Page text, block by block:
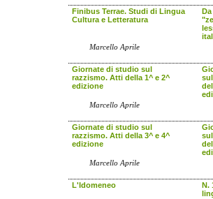
Finibus Terrae. Studi di Lingua
Cultura e Letteratura
Marcello Aprile
Giornate di studio sul
razzismo. Atti della 1^ e 2^
edizione
Marcello Aprile
Giornate di studio sul
razzismo. Atti della 3^ e 4^
edizione
Marcello Aprile
L'Idomeneo
N.